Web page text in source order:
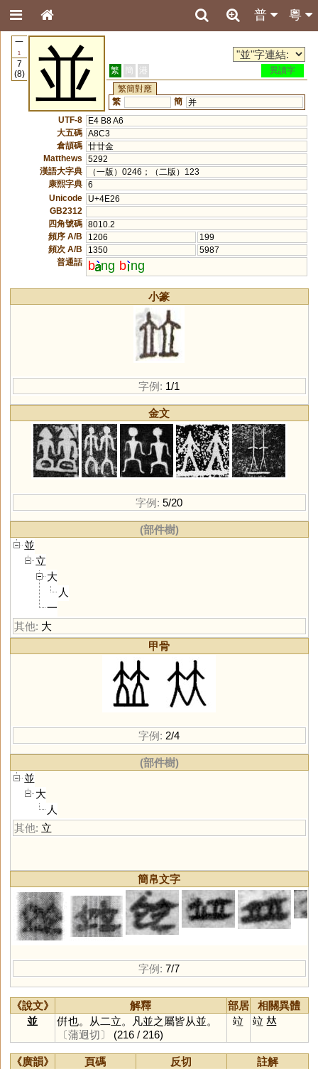
粵
普
一
1
7
(8)
並 繁 簡 港
異讀字
繁簡對應
繁
簡 并
UTF-8
E4 B8 A6
大五碼 A8C3
倉頡碼 廿廿金
Matthews
5292
漢語大字典
（一版）0246；（二版）123
康熙字典 6
Unicode
U+4E26
GB2312
四角號碼 8010.2
頻序 A/B
1206
199
頻次 A/B
1350
5987
普通話
b ng b ng
小篆
字例: 1/1
金文
字例: 5/20
(部件樹)
並
立
大
人
一
其他: 大
甲骨
字例: 2/4
(部件樹)
並
大
人
其他: 立
簡帛文字
字例: 7/7
《說文》 解釋 部居
相關異體
並
倂也。从二立。凡並之屬皆从並。
〔蒲迥切〕
(216 / 216)
竝 竝 𠀤
《廣韻》 頁碼 反切
註解